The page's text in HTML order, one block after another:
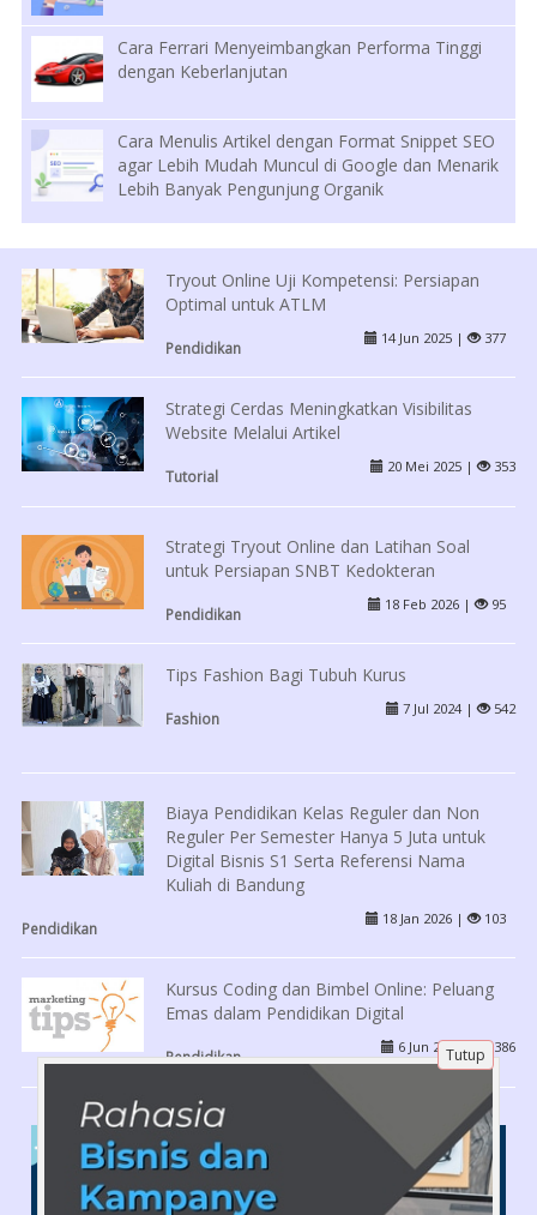
Cara Ferrari Menyeimbangkan Performa Tinggi
dengan Keberlanjutan
Cara Menulis Artikel dengan Format Snippet SEO
agar Lebih Mudah Muncul di Google dan Menarik
Lebih Banyak Pengunjung Organik
Tryout Online Uji Kompetensi: Persiapan
Optimal untuk ATLM
Pendidikan
14 Jun 2025 | 377
Strategi Cerdas Meningkatkan Visibilitas
Website Melalui Artikel
Tutorial
20 Mei 2025 | 353
Strategi Tryout Online dan Latihan Soal
untuk Persiapan SNBT Kedokteran
Pendidikan
18 Feb 2026 | 95
Tips Fashion Bagi Tubuh Kurus
Fashion
7 Jul 2024 | 542
Biaya Pendidikan Kelas Reguler dan Non
Reguler Per Semester Hanya 5 Juta untuk
Digital Bisnis S1 Serta Referensi Nama
Kuliah di Bandung
Pendidikan
18 Jan 2026 | 103
Kursus Coding dan Bimbel Online: Peluang
Emas dalam Pendidikan Digital
Pendidikan
6 Jun 2025 | 386
Tutup